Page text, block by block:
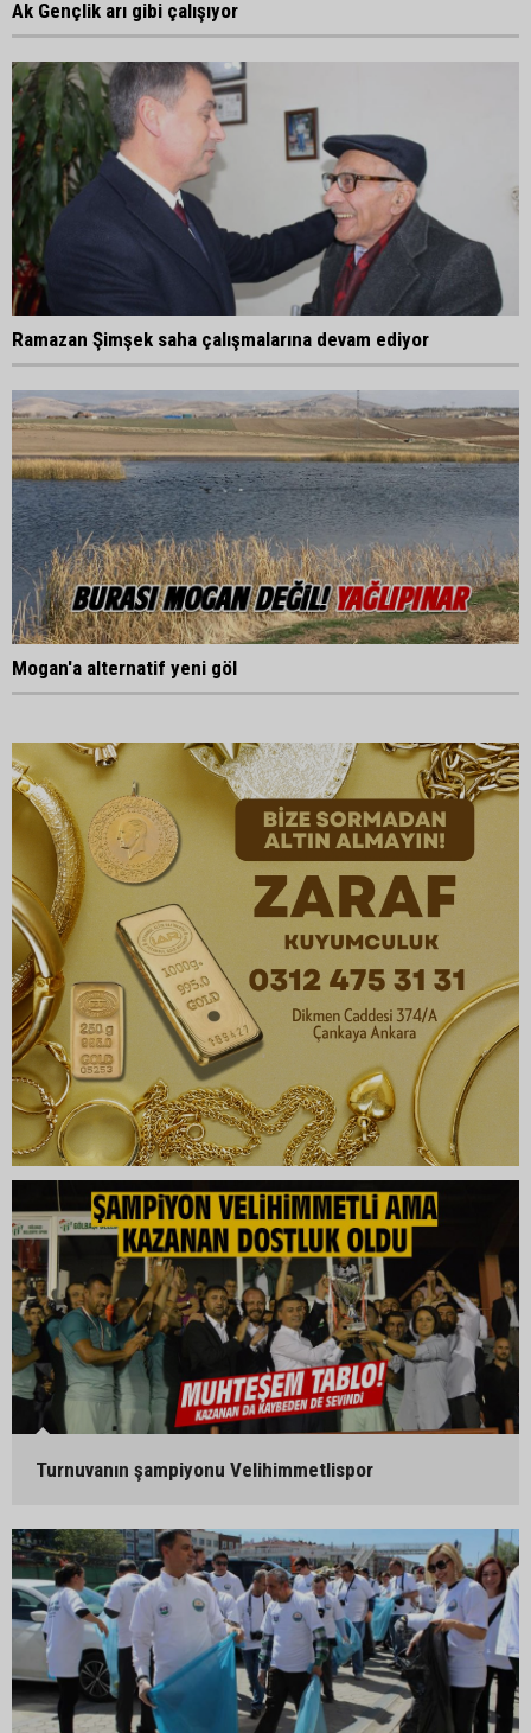
Ak Gençlik arı gibi çalışıyor
Ramazan Şimşek saha çalışmalarına devam ediyor
Mogan'a alternatif yeni göl
Turnuvanın şampiyonu Velihimmetlispor